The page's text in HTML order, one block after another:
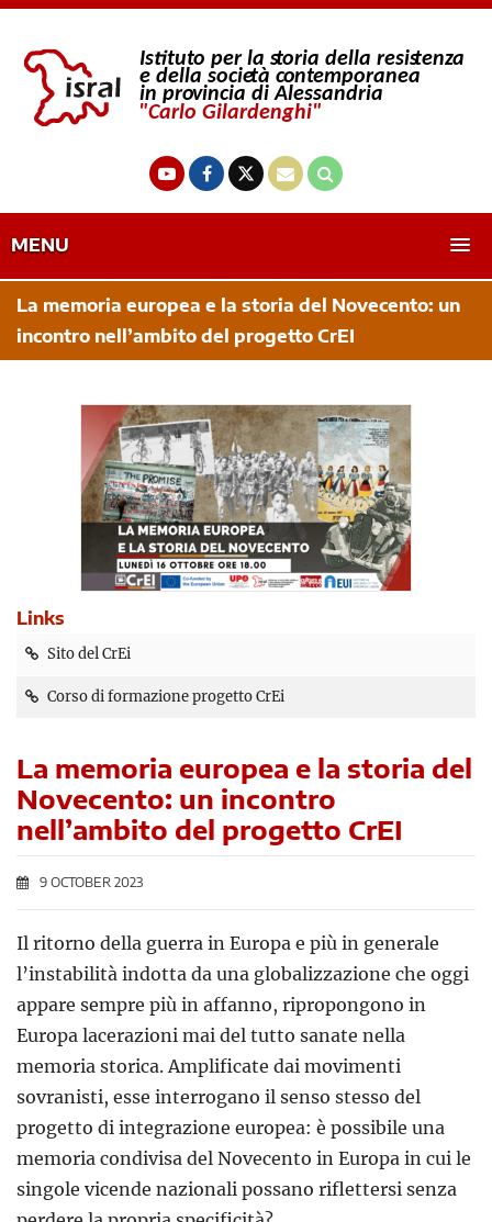
MENU
La memoria europea e la storia del Novecento: un
incontro nell’ambito del progetto CrEI
Links
Sito del CrEi
Corso di formazione progetto CrEi
La memoria europea e la storia del
Novecento: un incontro
nell’ambito del progetto CrEI
9 OCTOBER 2023
Il ritorno della guerra in Europa e più in generale
l’instabilità indotta da una globalizzazione che oggi
appare sempre più in affanno, ripropongono in
Europa lacerazioni mai del tutto sanate nella
memoria storica. Amplificate dai movimenti
sovranisti, esse interrogano il senso stesso del
progetto di integrazione europea: è possibile una
memoria condivisa del Novecento in Europa in cui le
singole vicende nazionali possano riflettersi senza